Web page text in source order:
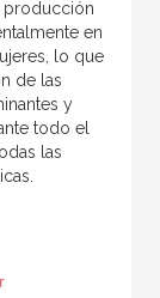
producción
en
lo que
de las
y
todo el
las